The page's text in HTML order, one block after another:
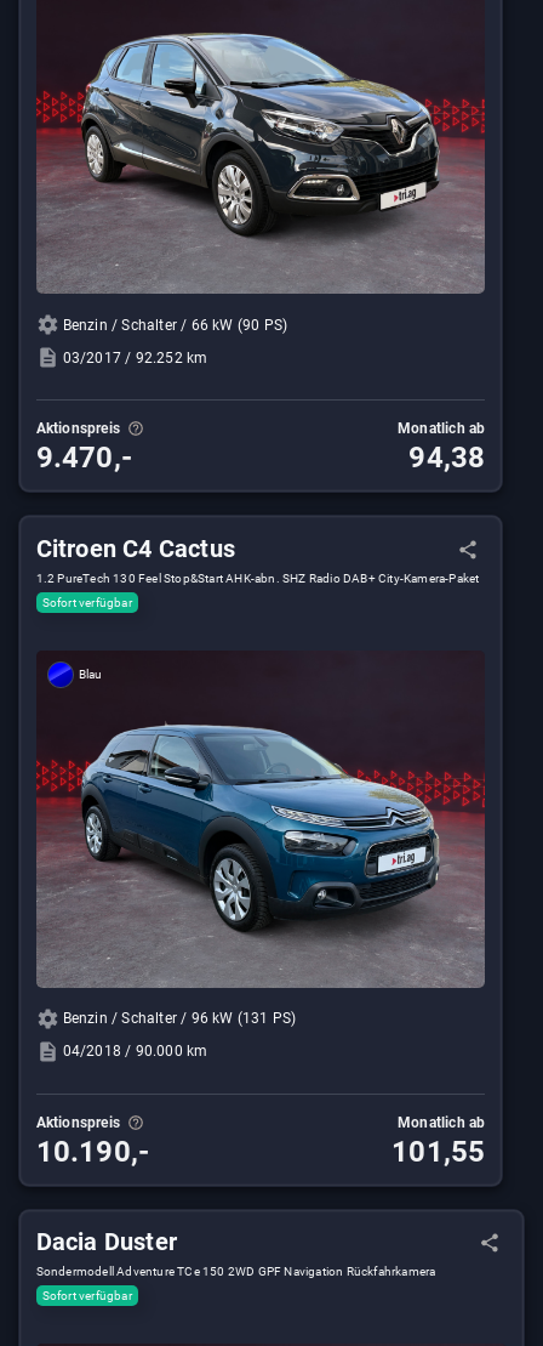
Benzin / Schalter / 66 kW (90 PS)
03/2017 / 92.252 km
Aktionspreis
9.470,-
Monatlich ab
94,38
Citroen C4 Cactus
1.2 PureTech 130 Feel Stop&Start AHK-abn. SHZ Radio DAB+ City-Kamera-Paket
Klima-Paket
Sofort verfügbar
Blau
Benzin / Schalter / 96 kW (131 PS)
04/2018 / 90.000 km
Aktionspreis
10.190,-
Monatlich ab
101,55
Dacia Duster
Sondermodell Adventure TCe 150 2WD GPF Navigation Rückfahrkamera
Sofort verfügbar